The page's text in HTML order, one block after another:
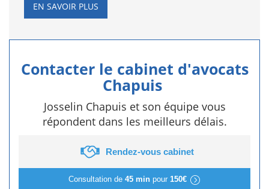
EN SAVOIR PLUS
Contacter le cabinet d'avocats
Chapuis
Josselin Chapuis et son équipe vous
répondent dans les meilleurs délais.
Rendez-vous cabinet
Consultation de 45 minpour 150€